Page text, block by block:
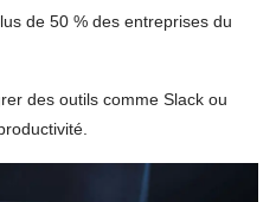
de 50 % des entreprises du
des outils comme Slack ou